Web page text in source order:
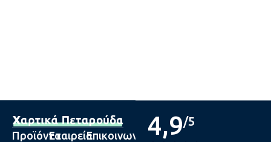
ΠροϊόνταΕταιρείαΕπικοινωνία 4,9/5